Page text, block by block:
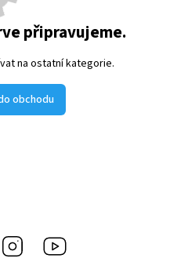
připravujeme.
na ostatní kategorie.
obchodu
Instagram